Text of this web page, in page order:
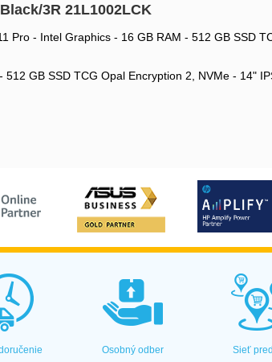
3R 21L1002LCK
Pro - Intel Graphics - 16 GB RAM - 512 GB SSD
GB SSD TCG Opal Encryption 2, NVMe - 14"
Osobný odber Sieť